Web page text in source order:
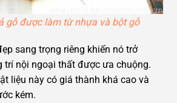
gỗ được làm từ nhựa và bột gỗ
sang trọng riêng khiến nó trở
trí nội ngoại thất được ưa chuộng.
liệu này có giá thành khá cao và
kém.